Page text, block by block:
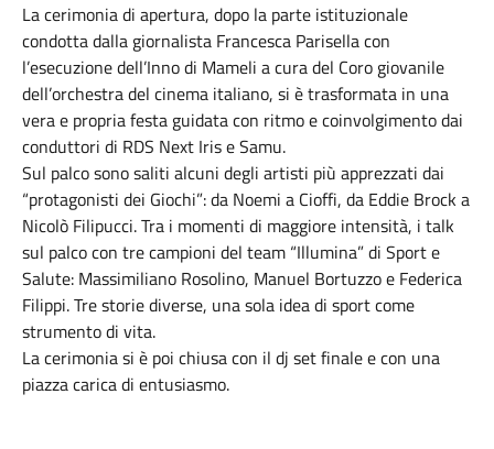
La cerimonia di apertura, dopo la parte istituzionale
condotta dalla giornalista Francesca Parisella con
l’esecuzione dell’Inno di Mameli a cura del Coro giovanile
dell’orchestra del cinema italiano, si è trasformata in una
vera e propria festa guidata con ritmo e coinvolgimento dai
conduttori di RDS Next Iris e Samu.
Sul palco sono saliti alcuni degli artisti più apprezzati dai
“protagonisti dei Giochi”: da Noemi a Cioffi, da Eddie Brock a
Nicolò Filipucci. Tra i momenti di maggiore intensità, i talk
sul palco con tre campioni del team “Illumina” di Sport e
Salute: Massimiliano Rosolino, Manuel Bortuzzo e Federica
Filippi. Tre storie diverse, una sola idea di sport come
strumento di vita.
La cerimonia si è poi chiusa con il dj set finale e con una
piazza carica di entusiasmo.